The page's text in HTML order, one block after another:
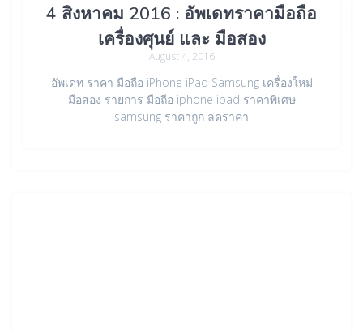
4 สิงหาคม 2016 : อัพเดทราคามือถือ
เครื่องศุนย์ และ มือสอง
August 4, 2016
อัพเดท ราคา มือถือ iPhone iPad Samsung เครื่องใหม่
มือสอง รายการ มือถือ iphone ipad ราคาพิเศษ
samsung ราคาถูก ลดราคา